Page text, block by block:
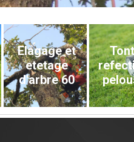
Elagage et
etetage
d'arbre 60